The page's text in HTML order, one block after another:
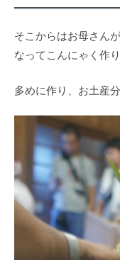
そこからはお母さん
なってこんにゃく作
多めに作り、お土産